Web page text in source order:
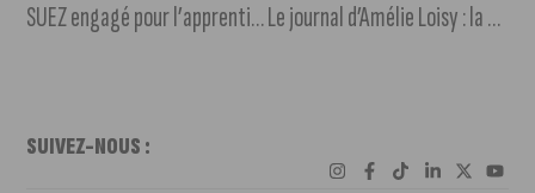
SUEZ engagé pour l’apprentissage se connecte aux jeunes Le journal d’Amélie Loisy : la collection « Jeanne » au WCFW
SUIVEZ-NOUS :